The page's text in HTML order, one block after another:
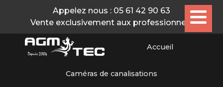
Appelez nous : 05 61 42 90 63
Vente exclusivement aux professionnels
Accueil
Caméras de canalisations